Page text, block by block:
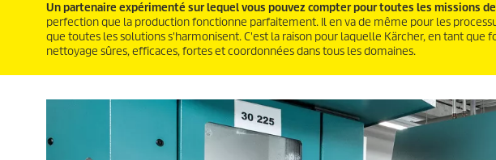
Un partenaire expérimenté sur lequel vous pouvez compter pour toutes les missions
perfection que la production fonctionne parfaitement. Il en va de même pour les
que toutes les solutions s'harmonisent. C'est la raison pour laquelle Kärcher, en tant que
nettoyage sûres, efficaces, fortes et coordonnées dans tous les domaines.